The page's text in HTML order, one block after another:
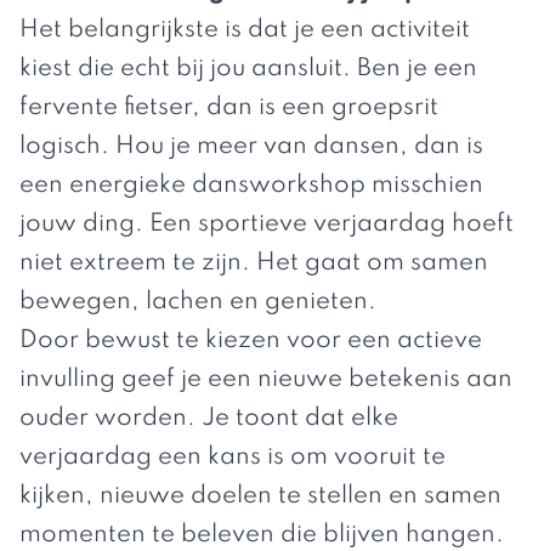
Het belangrijkste is dat je een activiteit
kiest die echt bij jou aansluit. Ben je een
fervente fietser, dan is een groepsrit
logisch. Hou je meer van dansen, dan is
een energieke dansworkshop misschien
jouw ding. Een sportieve verjaardag hoeft
niet extreem te zijn. Het gaat om samen
bewegen, lachen en genieten.
Door bewust te kiezen voor een actieve
invulling geef je een nieuwe betekenis aan
ouder worden. Je toont dat elke
verjaardag een kans is om vooruit te
kijken, nieuwe doelen te stellen en samen
momenten te beleven die blijven hangen.